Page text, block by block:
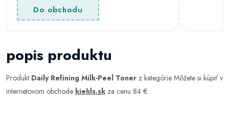
Do obchodu
popis produktu
Produkt Daily Refining Milk-Peel Toner z kategórie Môžete si kúpiť v
internetovom obchode kiehls.sk za cenu 84 €.